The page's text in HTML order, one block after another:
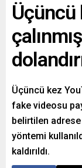
Üçüncü
Üçüncü kez
fake videosu
belirtilen
yöntemi
kaldırıldı.